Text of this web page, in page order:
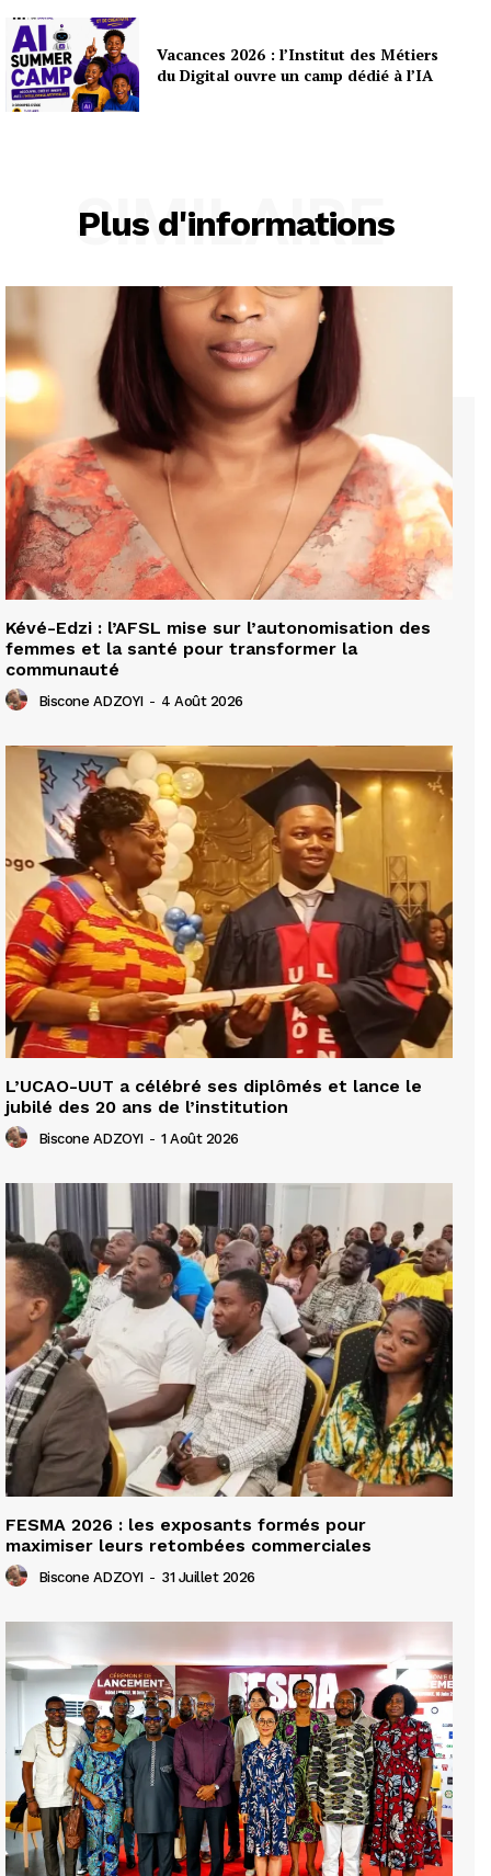
Vacances 2026 : l’Institut des Métiers
du Digital ouvre un camp dédié à l’IA
Plus d'informations
SIMILAIRE
Kévé-Edzi : l’AFSL mise sur l’autonomisation des
femmes et la santé pour transformer la
communauté
Biscone ADZOYI - 4 Août 2026
L’UCAO-UUT a célébré ses diplômés et lance le
jubilé des 20 ans de l’institution
Biscone ADZOYI - 1 Août 2026
FESMA 2026 : les exposants formés pour
maximiser leurs retombées commerciales
Biscone ADZOYI - 31 Juillet 2026